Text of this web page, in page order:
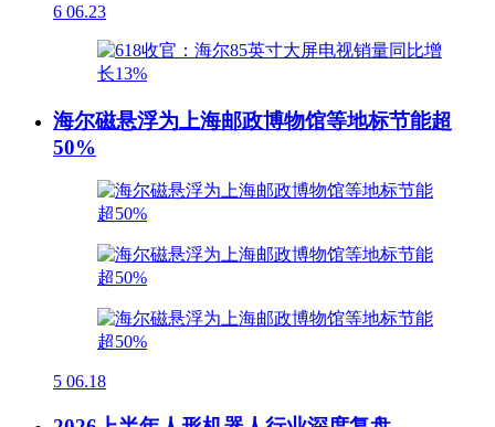
6 06.23
海尔磁悬浮为上海邮政博物馆等地标节能超
50%
5 06.18